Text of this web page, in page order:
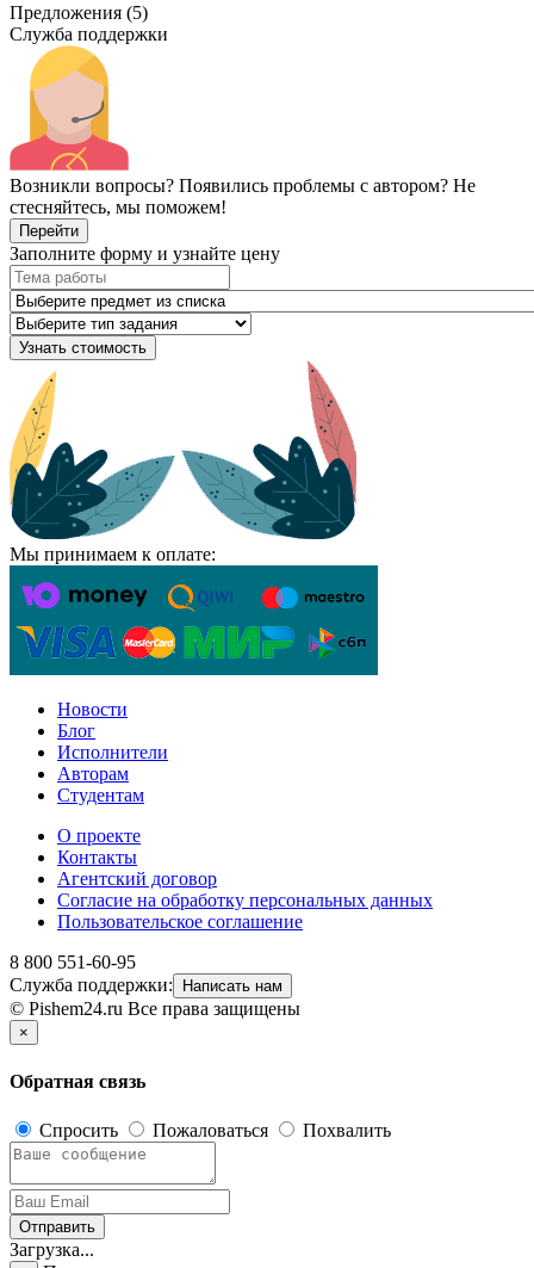
Предложения (5)
Служба поддержки
Возникли вопросы? Появились проблемы с автором? Не
стесняйтесь, мы поможем!
Перейти
Заполните форму и узнайте цену
Узнать стоимость
Мы принимаем к оплате:
Новости
Блог
Исполнители
Авторам
Студентам
О проекте
Контакты
Агентский договор
Согласие на обработку персональных данных
Пользовательское соглашение
8 800 551-60-95
Служба поддержки:
Написать нам
© Pishem24.ru Все права защищены
×
Обратная связь
Спросить Пожаловаться Похвалить
Отправить
Загрузка...